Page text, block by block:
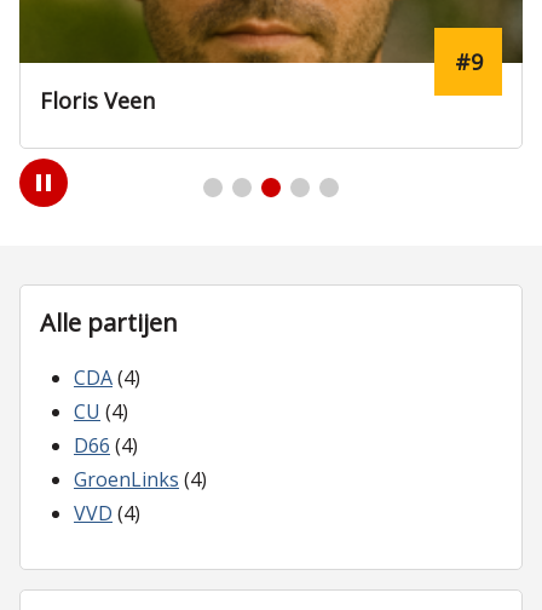
Floris Veen
#9
Play
/
Alle partijen
CDA(4)
CU (4)
D66 (4)
GroenLinks (4)
VVD (4)